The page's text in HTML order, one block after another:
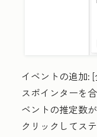
イベントの追加:
スポインターを
ベントの推定数
クリックしてス